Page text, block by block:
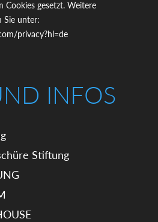
Cookies gesetzt. Weitere
Sie unter:
privacy?hl=de
INFOS
Stiftung